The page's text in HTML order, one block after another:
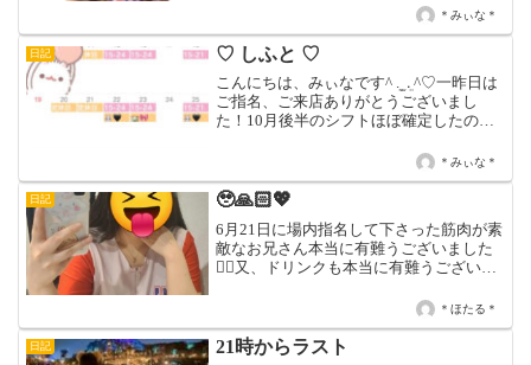
♡40分延長とWドリンクありがとう♡飲
み会中にみぃなのこと思い出してくれて
たのうれし...
＊みぃな＊
日記 ♡ しふと ♡
こんにちは、みぃなです^ ܸ. ̫ .ܸ ^♡一昨日は
ご指名、ご来店ありがとうございまし
た！10月後半のシフトほぼ確定したの
22日~31日までで、リボンが制服で、うさ
ぎがバニーガールの日です♡変更等の可
能...
＊みぃな＊
日記 🥹🙏🏻💖
6月21日に場内指名して下さった筋肉が素
敵なお兄さん本当に有難うございました
🙇‍♀️又、ドリンクも本当に有難うございま
くちゃ美味しかったです🤤お兄さんの素
に力強いハグや...
＊ほたる＊
日記 21時からラスト